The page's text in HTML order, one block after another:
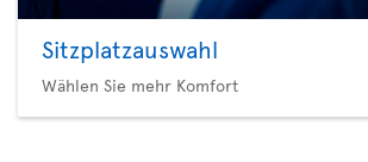
Sitzplatzauswahl
Wählen Sie mehr Komfort